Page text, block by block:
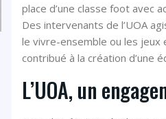
place d’une classe foot avec
Des intervenants de l’UOA
le vivre-ensemble ou les jeux
contribué à la création d’une
L’UOA, un